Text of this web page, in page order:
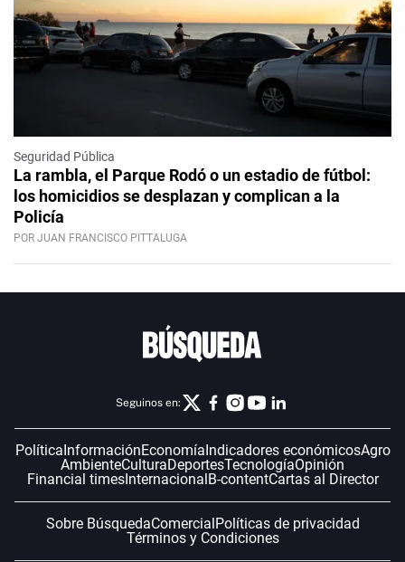
Seguridad Pública
La rambla, el Parque Rodó o un estadio de fútbol:
los homicidios se desplazan y complican a la
Policía
POR JUAN FRANCISCO PITTALUGA
Seguinos en:
PolíticaInformaciónEconomíaIndicadores económicosAgro
AmbienteCulturaDeportesTecnologíaOpinión
Financial timesInternacionalB-contentCartas al Director
Sobre BúsquedaComercialPolíticas de privacidad
Términos y Condiciones